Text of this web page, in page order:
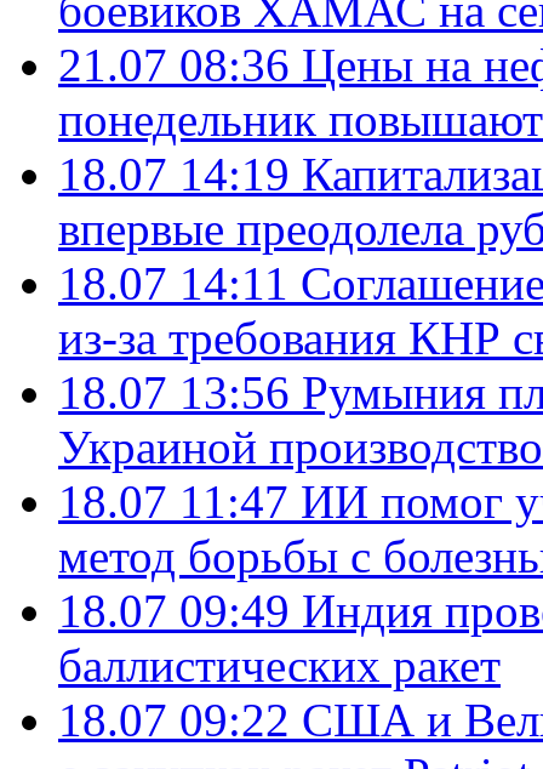
21.07 08:36 Цены на
понедельник
18.07 14:19
впервые преодолела
18.07 14:11
из-за требования КНР
18.07 13:56 Румыния
Украиной
18.07 11:47 ИИ помог
метод борьбы с
18.07 09:49 Индия
баллистических ракет
18.07 09:22 США и